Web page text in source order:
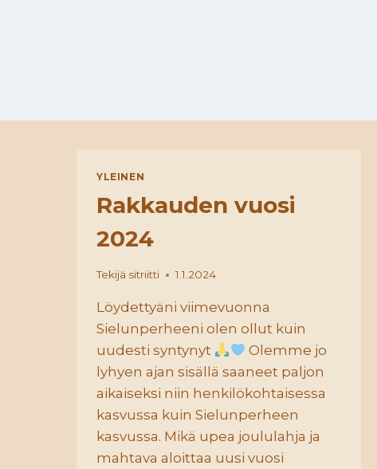
YLEINEN
Rakkauden vuosi
2024
Tekijä sitriitti 1.1.2024
Löydettyäni viimevuonna
Sielunperheeni olen ollut kuin
uudesti syntynyt
Olemme jo
lyhyen ajan sisällä saaneet paljon
aikaiseksi niin henkilökohtaisessa
kasvussa kuin Sielunperheen
kasvussa. Mikä upea joululahja ja
mahtava aloittaa uusi vuosi